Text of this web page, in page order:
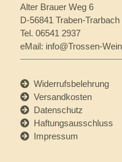
Alter Brauer Weg 6
D-56841 Traben-Trarbach
Tel. 06541 2937
eMail: info@Trossen-
Widerrufsbelehrung
Versandkosten
Datenschutz
Haftungsausschluss
Impressum